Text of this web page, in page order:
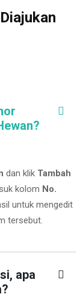
dan klik Tambah
kolom No.
untuk mengedit
tersebut.
apa